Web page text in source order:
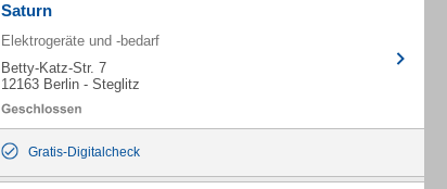
Saturn
Elektrogeräte und -bedarf
Betty-Katz-Str. 7
12163 Berlin - Steglitz
Gratis-Digitalcheck